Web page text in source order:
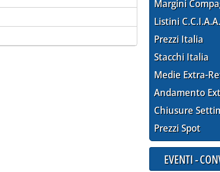
Margini
Listini C.C.I.A.A.
Prezzi Italia
Stacchi Italia
Medie Extra-
Andamento
Chiusure
Prezzi Spot
EVENTI -